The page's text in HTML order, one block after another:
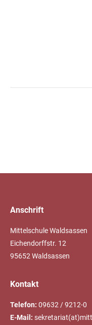
Anschrift
Mittelschule Waldsassen
Eichendorffstr. 12
95652 Waldsassen
Kontakt
Telefon: 09632 / 9212-0
E-Mail: